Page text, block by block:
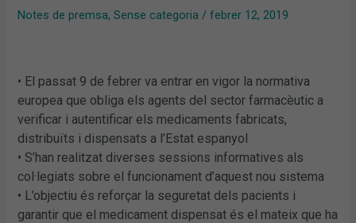
Notes de premsa,Sense categoria /febrer 12, 2019
• El passat 9 de febrer va entrar en vigor la normativa
europea que obliga els agents del sector farmacèutic a
verificar i autentificar els medicaments fabricats,
distribuïts i dispensats a l’Estat espanyol
• S’han realitzat diverses sessions informatives als
col·legiats sobre el funcionament d’aquest nou sistema
• L’objectiu és reforçar la seguretat dels pacients i
garantir que el medicament dispensat és el mateix que ha